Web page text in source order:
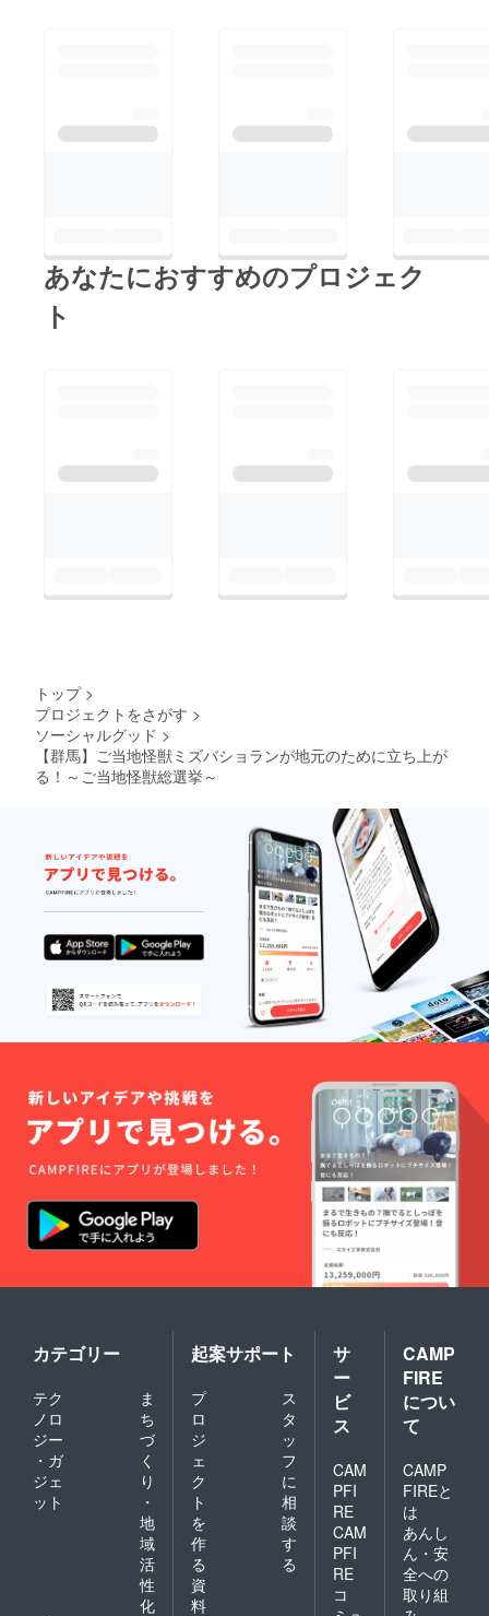
あなたにおすすめのプロジェク
ト
トップ >
プロジェクトをさがす >
ソーシャルグッド >
【群馬】ご当地怪獣ミズバショランが地元のために立ち上が
る！～ご当地怪獣総選挙～
カテゴリー
テク
ノロ
ジー
・ガ
ジェ
ット
ま
ち
づ
く
り
・
地
域
活
性
化
起案サポート
プ
ロ
ジ
ェ
ク
ト
を
作
る
ス
タ
ッ
フ
に
相
談
す
る
資
料
サ
ー
ビ
ス
CAM
PFI
RE
CAM
PFI
RE
コ
CAMP
FIRE
につい
て
CAMP
FIREと
は
あんし
ん・安
全への
取り組